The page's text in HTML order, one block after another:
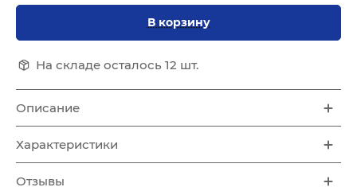
В корзину
На складе осталось 12 шт.
Описание
Характеристики
Отзывы